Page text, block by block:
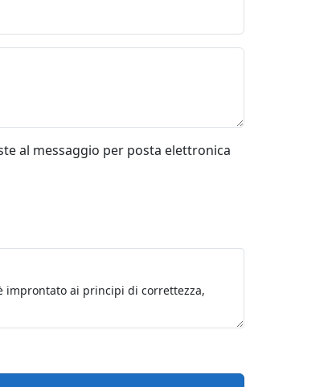
al messaggio per posta elettronica